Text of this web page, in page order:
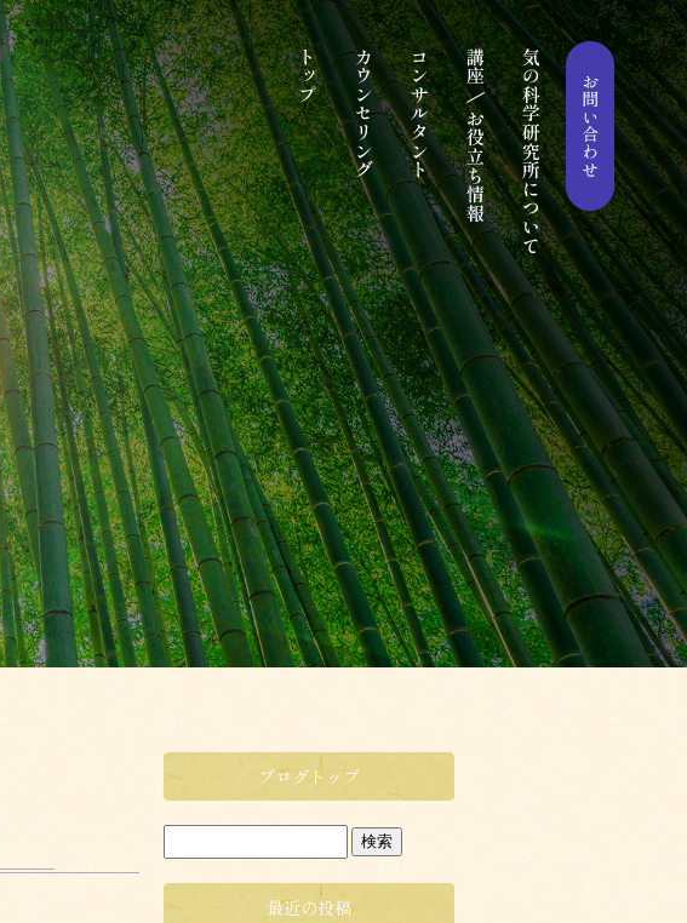
ブログトップ
最近の投稿